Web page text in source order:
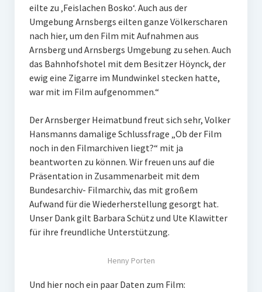
eilte zu ‚Feislachen Bosko‘. Auch aus der
Umgebung Arnsbergs eilten ganze Völkerscharen
nach hier, um den Film mit Aufnahmen aus
Arnsberg und Arnsbergs Umgebung zu sehen. Auch
das Bahnhofshotel mit dem Besitzer Höynck, der
ewig eine Zigarre im Mundwinkel stecken hatte,
war mit im Film aufgenommen.“
Der Arnsberger Heimatbund freut sich sehr, Volker
Hansmanns damalige Schlussfrage „Ob der Film
noch in den Filmarchiven liegt?“ mit ja
beantworten zu können. Wir freuen uns auf die
Präsentation in Zusammenarbeit mit dem
Bundesarchiv- Filmarchiv, das mit großem
Aufwand für die Wiederherstellung gesorgt hat.
Unser Dank gilt Barbara Schütz und Ute Klawitter
für ihre freundliche Unterstützung.
Henny Porten
Und hier noch ein paar Daten zum Film: